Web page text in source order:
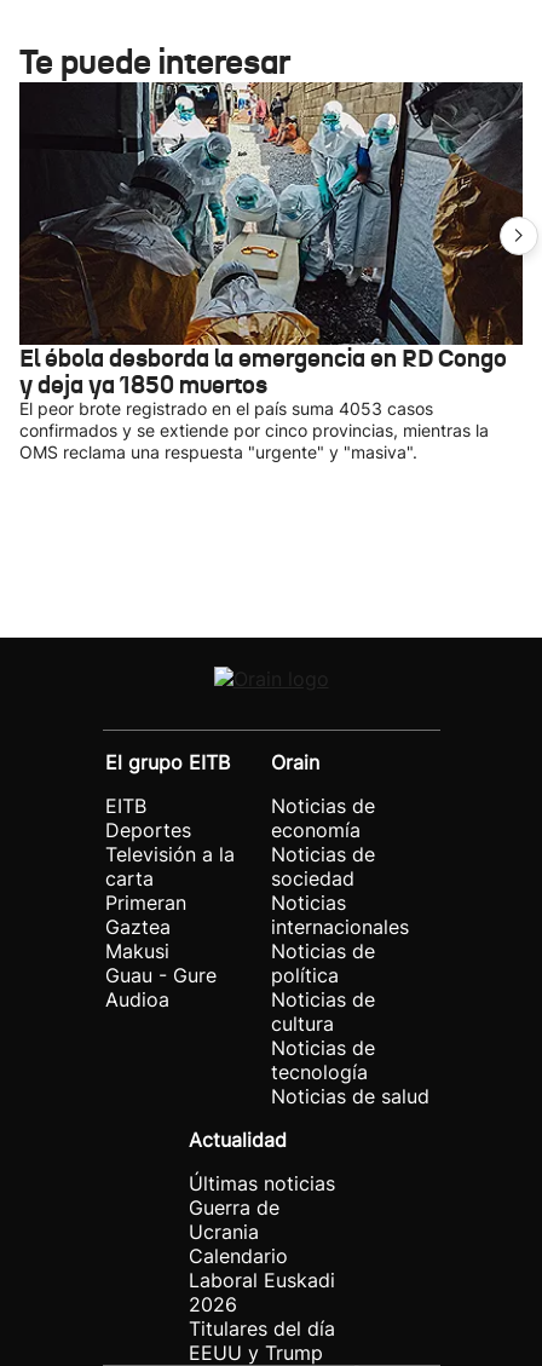
Te puede interesar
El ébola desborda la emergencia en RD Congo
y deja ya 1850 muertos
El peor brote registrado en el país suma 4053 casos
confirmados y se extiende por cinco provincias, mientras la
OMS reclama una respuesta "urgente" y "masiva".
El grupo EITB
EITB
Deportes
Televisión a la
carta
Primeran
Gaztea
Makusi
Guau - Gure
Audioa
Orain
Noticias de
economía
Noticias de
sociedad
Noticias
internacionales
Noticias de
política
Noticias de
cultura
Noticias de
tecnología
Noticias de salud
Actualidad
Últimas noticias
Guerra de
Ucrania
Calendario
Laboral Euskadi
2026
Titulares del día
EEUU y Trump